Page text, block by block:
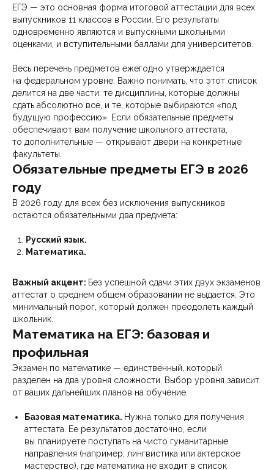
ЕГЭ — это основная форма итоговой аттестации для всех
выпускников 11 классов в России. Его результаты
одновременно являются и выпускными школьными
оценками, и вступительными баллами для университетов.
Весь перечень предметов ежегодно утверждается
на федеральном уровне. Важно понимать, что этот список
делится на две части: те дисциплины, которые должны
сдать абсолютно все, и те, которые выбираются «под
будущую профессию». Если обязательные предметы
обеспечивают вам получение школьного аттестата,
то дополнительные — открывают двери на конкретные
факультеты.
Обязательные предметы ЕГЭ в 2026
году
В 2026 году для всех без исключения выпускников
остаются обязательными два предмета:
Русский язык.
Математика.
Важный акцент: Без успешной сдачи этих двух экзаменов
аттестат о среднем общем образовании не выдается. Это
минимальный порог, который должен преодолеть каждый
школьник.
Математика на ЕГЭ: базовая и
профильная
Экзамен по математике — единственный, который
разделен на два уровня сложности. Выбор уровня зависит
от ваших дальнейших планов на обучение.
Базовая математика. Нужна только для получения
аттестата. Ее результатов достаточно, если
вы планируете поступать на чисто гуманитарные
направления (например, лингвистика или актерское
мастерство), где математика не входит в список